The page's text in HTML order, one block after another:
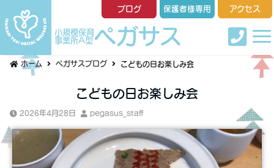
小規模保育
事業所A型ペガサス
ブログ 保護者様専用 アクセス
ホーム ペガサスブログ こどもの日お楽しみ会
こどもの日お楽しみ会
2026年4月28日 pegasus_staff